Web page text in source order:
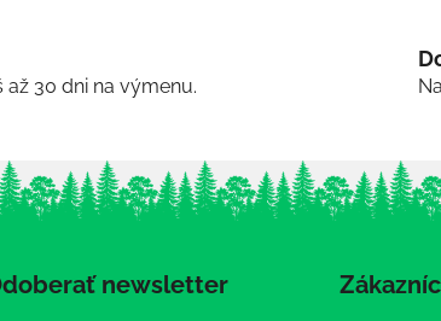
až 30 dni na výmenu.
newsletter